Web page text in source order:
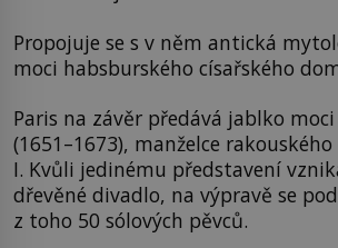
Propojuje se s v něm antická
moci habsburského císařského
Paris na závěr předává jablko moci
(1651–1673), manželce
I. Kvůli jedinému představení
dřevěné divadlo, na výpravě se
z toho 50 sólových pěvců.